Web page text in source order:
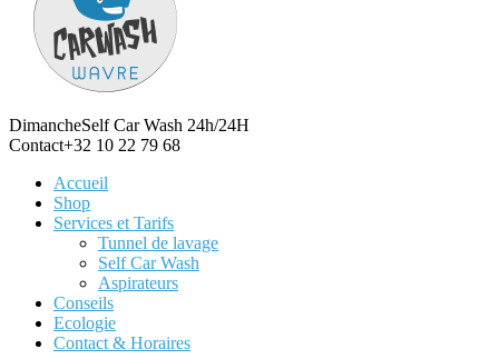
DimancheSelf Car Wash 24h/24H
Contact+32 10 22 79 68
Accueil
Shop
Services et Tarifs
Tunnel de lavage
Self Car Wash
Aspirateurs
Conseils
Ecologie
Contact & Horaires